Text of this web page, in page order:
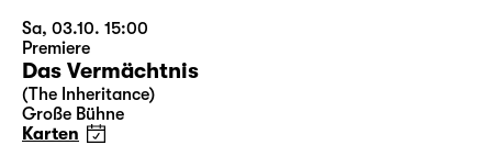
Sa, 03.10. 15:00
Premiere
Das Vermächtnis
(The Inheritance)
Große Bühne
Karten